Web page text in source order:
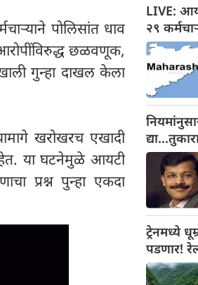
पोलिसांत धाव
छळवणूक,
गुन्हा दाखल केला
खरोखरच एखादी
या घटनेमुळे आयटी
प्रश्न पुन्हा एकदा
LIVE:
२९
ट्रेनमध्ये
पडणार!
₹२,०००